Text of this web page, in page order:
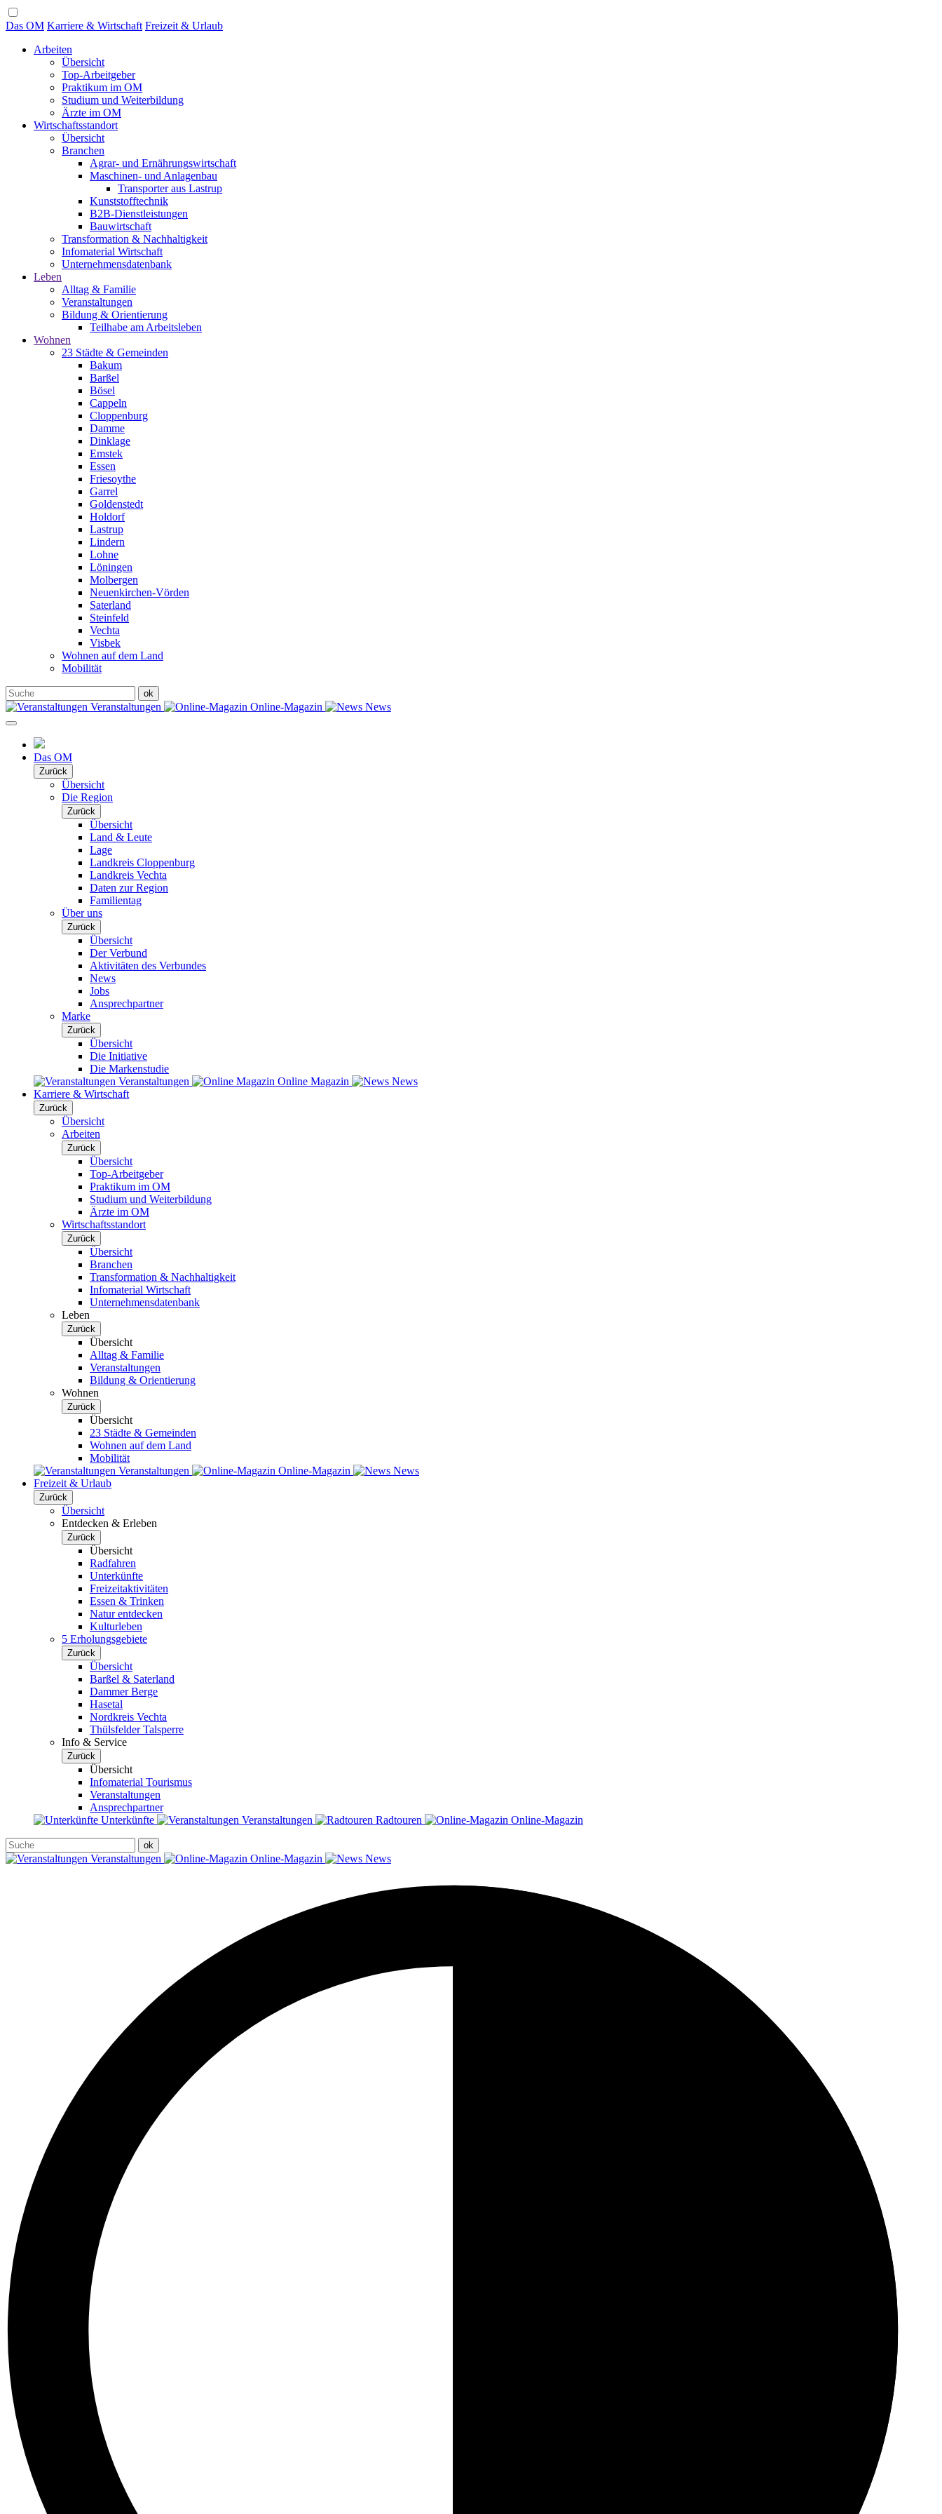
Das OM Karriere & Wirtschaft Freizeit & Urlaub
Arbeiten
Übersicht
Top-Arbeitgeber
Praktikum im OM
Studium und Weiterbildung
Ärzte im OM
Wirtschaftsstandort
Übersicht
Branchen
Agrar- und Ernährungswirtschaft
Maschinen- und Anlagenbau
Transporter aus Lastrup
Kunststofftechnik
B2B-Dienstleistungen
Bauwirtschaft
Transformation & Nachhaltigkeit
Infomaterial Wirtschaft
Unternehmensdatenbank
Leben
Alltag & Familie
Veranstaltungen
Bildung & Orientierung
Teilhabe am Arbeitsleben
Wohnen
23 Städte & Gemeinden
Bakum
Barßel
Bösel
Cappeln
Cloppenburg
Damme
Dinklage
Emstek
Essen
Friesoythe
Garrel
Goldenstedt
Holdorf
Lastrup
Lindern
Lohne
Löningen
Molbergen
Neuenkirchen-Vörden
Saterland
Steinfeld
Vechta
Visbek
Wohnen auf dem Land
Mobilität
Veranstaltungen Online-Magazin News
Das OM
Zurück
Übersicht
Die Region
Zurück
Übersicht
Land & Leute
Lage
Landkreis Cloppenburg
Landkreis Vechta
Daten zur Region
Familientag
Über uns
Zurück
Übersicht
Der Verbund
Aktivitäten des Verbundes
News
Jobs
Ansprechpartner
Marke
Zurück
Übersicht
Die Initiative
Die Markenstudie
Veranstaltungen
Online Magazin
News
Karriere & Wirtschaft
Zurück
Übersicht
Arbeiten
Zurück
Übersicht
Top-Arbeitgeber
Praktikum im OM
Studium und Weiterbildung
Ärzte im OM
Wirtschaftsstandort
Zurück
Übersicht
Branchen
Transformation & Nachhaltigkeit
Infomaterial Wirtschaft
Unternehmensdatenbank
Leben
Zurück
Übersicht
Alltag & Familie
Veranstaltungen
Bildung & Orientierung
Wohnen
Zurück
Übersicht
23 Städte & Gemeinden
Wohnen auf dem Land
Mobilität
Veranstaltungen
Online-Magazin
News
Freizeit & Urlaub
Zurück
Übersicht
Entdecken & Erleben
Zurück
Übersicht
Radfahren
Unterkünfte
Freizeitaktivitäten
Essen & Trinken
Natur entdecken
Kulturleben
5 Erholungsgebiete
Zurück
Übersicht
Barßel & Saterland
Dammer Berge
Hasetal
Nordkreis Vechta
Thülsfelder Talsperre
Info & Service
Zurück
Übersicht
Infomaterial Tourismus
Veranstaltungen
Ansprechpartner
Unterkünfte
Veranstaltungen Radtouren Online-Magazin
Veranstaltungen Online-Magazin News